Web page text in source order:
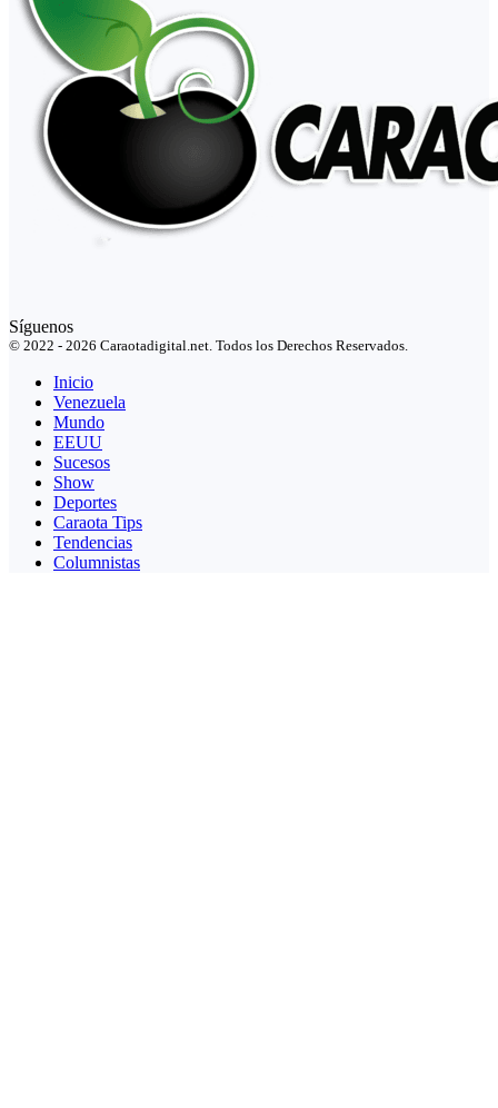
Síguenos
© 2022 - 2026 Caraotadigital.net. Todos los Derechos Reservados.
Inicio
Venezuela
Mundo
EEUU
Sucesos
Show
Deportes
Caraota Tips
Tendencias
Columnistas